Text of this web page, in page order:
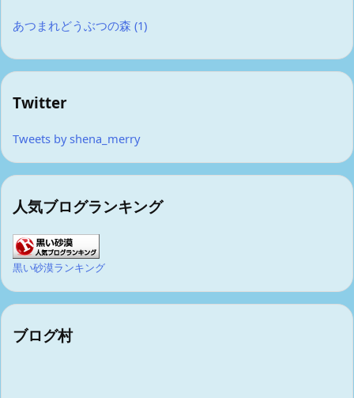
あつまれどうぶつの森 (1)
Twitter
Tweets by shena_merry
人気ブログランキング
黒い砂漠ランキング
ブログ村